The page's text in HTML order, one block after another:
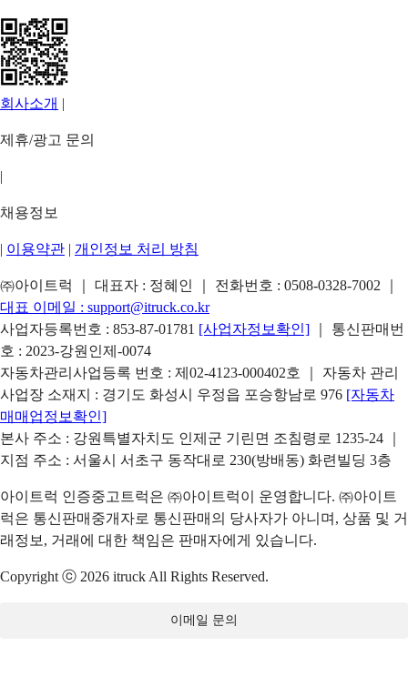
회사소개 |
제휴/광고 문의
|
채용정보
| 이용약관 | 개인정보 처리 방침
㈜아이트럭 ｜ 대표자 : 정혜인 ｜ 전화번호 : 0508-0328-7002
대표 이메일 : support@itruck.co.kr
사업자등록번호 : 853-87-01781 [사업자정보확인]
｜ 통신판매번
호 : 2023-강원인제-0074
자동차관리사업등록 번호 : 제02-4123-000402호 ｜ 자동차 관리
사업장 소재지 : 경기도 화성시 우정읍 포승항남로 976 [자동차
매매업정보확인]
본사 주소 : 강원특별자치도 인제군 기린면 조침령로 1235-24 ｜
지점 주소 : 서울시 서초구 동작대로 230(방배동) 화련빌딩 3층
아이트럭 인증중고트럭은 ㈜아이트럭이 운영합니다. ㈜아이트
럭은 통신판매중개자로 통신판매의 당사자가 아니며, 상품 및 거
래정보, 거래에 대한 책임은 판매자에게 있습니다.
Copyright ⓒ 2026 itruck All Rights Reserved.
이메일 문의